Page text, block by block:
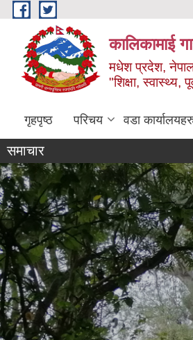
Skip to main content
कालिकामाई
मधेश प्रदेश,
"शिक्षा, स्वास्थ्य,
गृहपृष्ठ परिचय वडा
समाचार